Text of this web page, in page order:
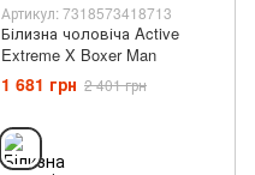
Артикул: 7318573418713
Білизна чоловіча Active
Extreme X Boxer Man
1 681 грн 2 401 грн